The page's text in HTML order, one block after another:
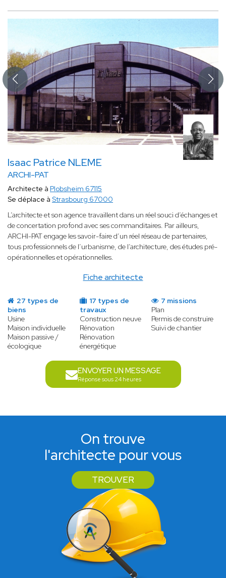
Isaac Patrice NLEME
ARCHI-PAT
Fiche architecte
Architecte à Plobsheim 67115
Se déplace à Strasbourg 67000
L’architecte et son agence travaillent dans un réel souci d’échanges et
de concertation profond avec ses commanditaires. Par ailleurs,
ARCHI-PAT engage les savoir-faire d’un réel réseau de partenaires,
tous professionnels de l’urbanisme, de l’architecture, des études pré-
opérationnelles et opérationnelles.
27 types de
biens
Usine
Maison individuelle
Maison passive /
écologique
17 types de
travaux
Construction neuve
Rénovation
Rénovation
énergétique
7 missions
Plan
Permis de construire
Suivi de chantier
ENVOYER UN MESSAGE
Réponse sous 24 heures
On trouve
l'architecte pour vous
TROUVER